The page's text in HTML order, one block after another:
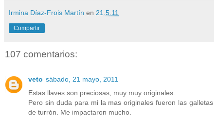
Irmina Díaz-Frois Martín en 21.5.11
Compartir
107 comentarios:
veto sábado, 21 mayo, 2011
Estas llaves son preciosas, muy muy originales.
Pero sin duda para mi la mas originales fueron las galletas
de turrón. Me impactaron mucho.